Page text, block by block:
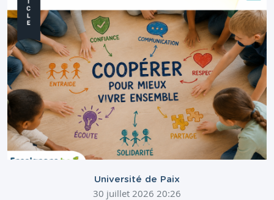
Université de Paix
30 juillet 2026 20:26